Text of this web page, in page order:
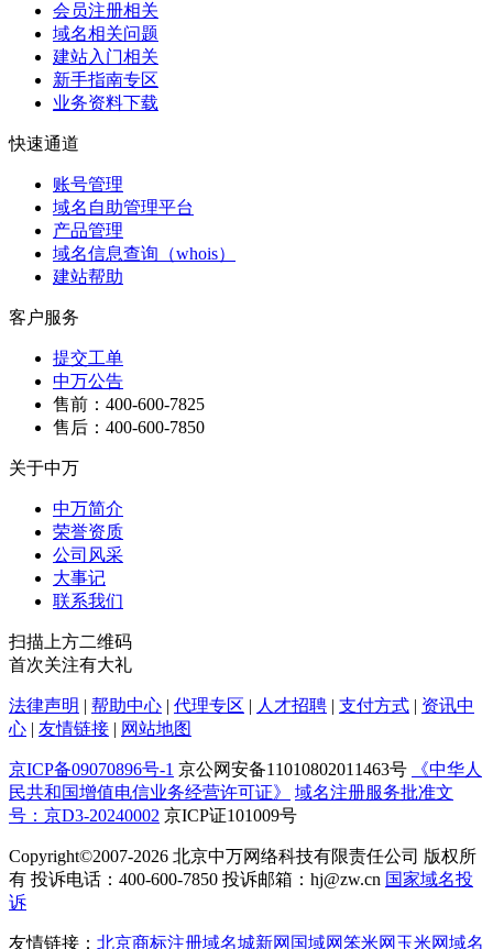
会员注册相关
域名相关问题
建站入门相关
新手指南专区
业务资料下载
快速通道
账号管理
域名自助管理平台
产品管理
域名信息查询（whois）
建站帮助
客户服务
提交工单
中万公告
售前：400-600-7825
售后：400-600-7850
关于中万
中万简介
荣誉资质
公司风采
大事记
联系我们
扫描上方二维码
首次关注有大礼
法律声明 | 帮助中心 | 代理专区 | 人才招聘 | 支付方式 | 资讯中
心 | 友情链接 | 网站地图
京ICP备09070896号-1 京公网安备11010802011463号
《中华人
民共和国增值电信业务经营许可证》
域名注册服务批准文
号：京D3-20240002 京ICP证101009号
Copyright©2007-2026 北京中万网络科技有限责任公司 版权所
有 投诉电话：400-600-7850 投诉邮箱：hj@zw.cn 国家域名投
诉
友情链接： 北京商标注册域名城新网 国域网笨米网 玉米网域名